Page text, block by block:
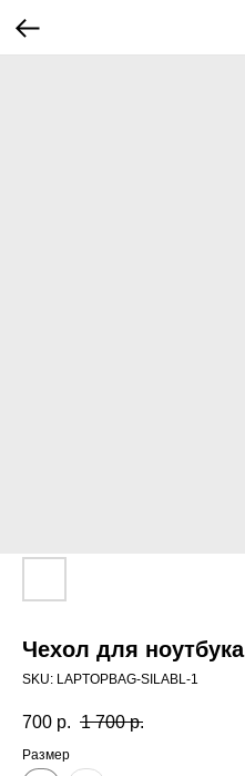
Чехол для ноутбука
SKU: LAPTOPBAG-SILABL-1
700 р. 1 700 р.
Размер